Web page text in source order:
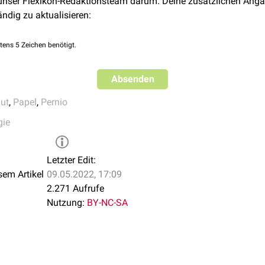
zu aktualisieren:
5 Zeichen benötigt.
Absenden
, Papel, Pernio
Artikel
Letzter Edit:
09.05.2022, 17:09
2.271 Aufrufe
Nutzung: BY-NC-SA